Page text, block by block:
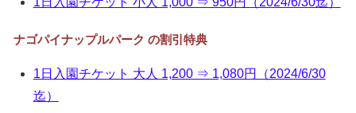
ナゴパイナップルパーク の割引特典
1日入園チケット 大人 1,200 ⇒ 1,080円（2024/6/30
迄）